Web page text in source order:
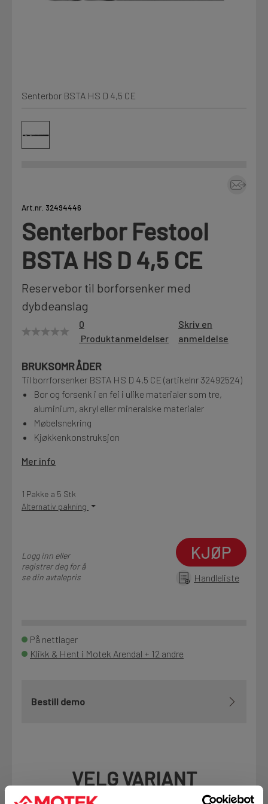
Annet
Fag
Motek
Finn butikk
Kontakt
Fra rådgivning til sporing av ordre
Kampanjer
Prislister
Firmainformasjon
LOGG UT
Senterbor BSTA HS D 4,5 CE
Art.nr. 32494446
Senterbor Festool
BSTA HS D 4,5 CE
Reservebor til borforsenker med
dybdeanslag
0
Produktanmeldelser
Skriv en
anmeldelse
BRUKSOMRÅDER
Til borrforsenker BSTA HS D 4,5 CE (artikelnr 32492524)
Bor og forsenk i en fei i ulike materialer som tre,
aluminium, akryl eller mineralske materialer
Møbelsnekring
Kjøkkenkonstruksjon
Mer info
1 Pakke a 5 Stk
Alternativ pakning
Logg inn eller
registrer deg for å
se din avtalepris
KJØP
Handleliste
På nettlager
Klikk & Hent i Motek Arendal + 12 andre
Bestill demo
VELG VARIANT